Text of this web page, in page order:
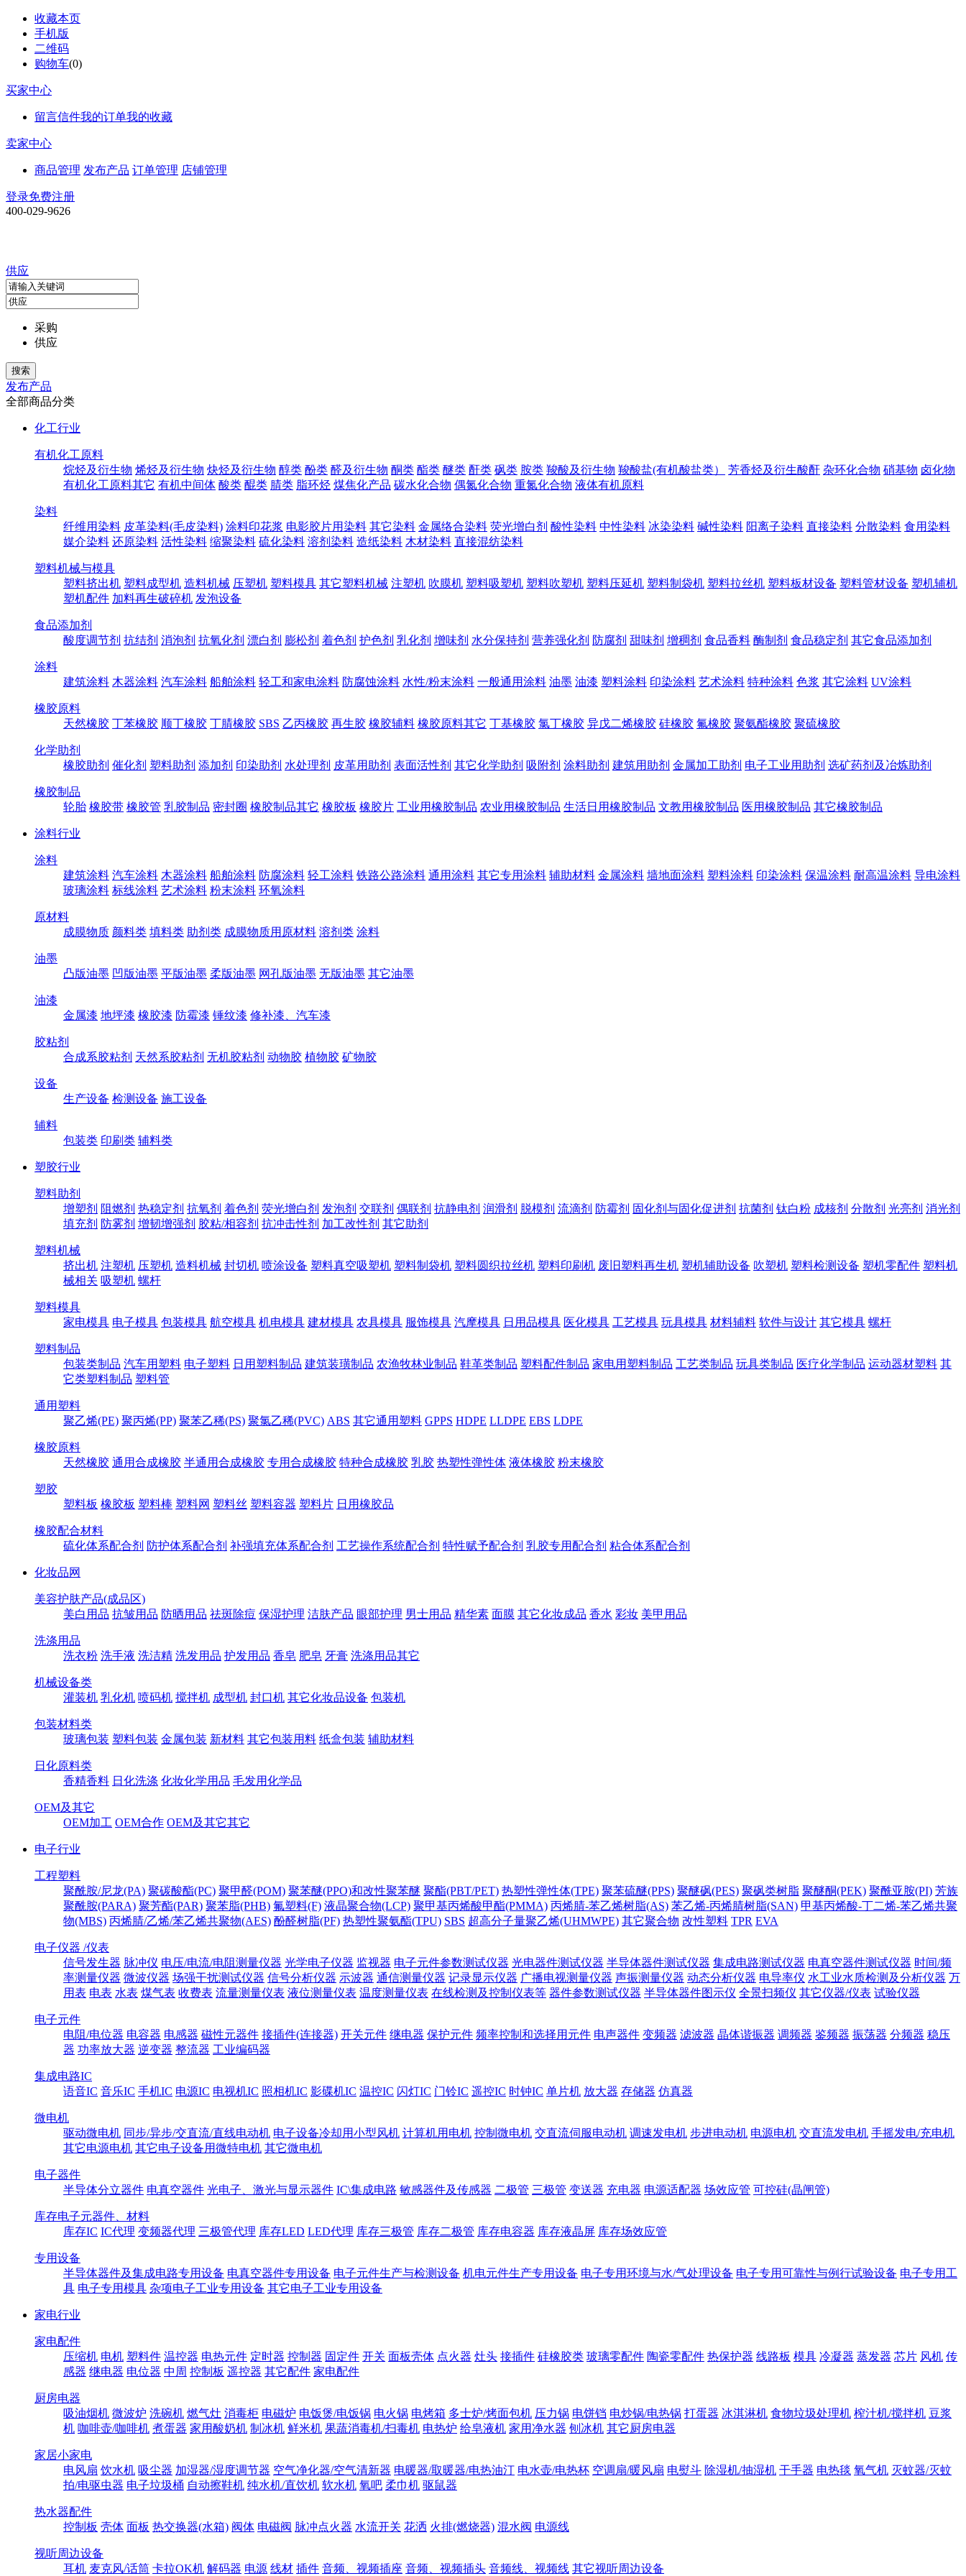
收藏本页
手机版
二维码
购物车(0)
买家中心
留言信件我的订单我的收藏
卖家中心
商品管理 发布产品 订单管理 店铺管理
登录免费注册
400-029-9626
供应
采购
供应
发布产品
全部商品分类
化工行业
有机化工原料
烷烃及衍生物 烯烃及衍生物 炔烃及衍生物 醇类 酚类 醛及衍生物 酮类 酯类 醚类 酐类 砜类 胺类 羧酸及衍生物 羧酸盐(有机酸盐类） 芳香烃及衍生酸酐 杂环化合物 硝基物 卤化物
有机化工原料其它 有机中间体 酸类 醌类 腈类 脂环烃 煤焦化产品 碳水化合物 偶氮化合物 重氮化合物 液体有机原料
染料
纤维用染料 皮革染料(毛皮染料) 涂料印花浆 电影胶片用染料 其它染料 金属络合染料 荧光增白剂 酸性染料 中性染料 冰染染料 碱性染料 阳离子染料 直接染料 分散染料 食用染料
媒介染料 还原染料 活性染料 缩聚染料 硫化染料 溶剂染料 造纸染料 木材染料 直接混纺染料
塑料机械与模具
塑料挤出机 塑料成型机 造料机械 压塑机 塑料模具 其它塑料机械 注塑机 吹膜机 塑料吸塑机 塑料吹塑机 塑料压延机 塑料制袋机 塑料拉丝机 塑料板材设备 塑料管材设备 塑机辅机
塑机配件 加料再生破碎机 发泡设备
食品添加剂
酸度调节剂 抗结剂 消泡剂 抗氧化剂 漂白剂 膨松剂 着色剂 护色剂 乳化剂 增味剂 水分保持剂 营养强化剂 防腐剂 甜味剂 增稠剂 食品香料 酶制剂 食品稳定剂 其它食品添加剂
涂料
建筑涂料 木器涂料 汽车涂料 船舶涂料 轻工和家电涂料 防腐蚀涂料 水性/粉末涂料 一般通用涂料 油墨 油漆 塑料涂料 印染涂料 艺术涂料 特种涂料 色浆 其它涂料 UV涂料
橡胶原料
天然橡胶 丁苯橡胶 顺丁橡胶 丁腈橡胶 SBS 乙丙橡胶 再生胶 橡胶辅料 橡胶原料其它 丁基橡胶 氯丁橡胶 异戊二烯橡胶 硅橡胶 氟橡胶 聚氨酯橡胶 聚硫橡胶
化学助剂
橡胶助剂 催化剂 塑料助剂 添加剂 印染助剂 水处理剂 皮革用助剂 表面活性剂 其它化学助剂 吸附剂 涂料助剂 建筑用助剂 金属加工助剂 电子工业用助剂 选矿药剂及冶炼助剂
橡胶制品
轮胎 橡胶带 橡胶管 乳胶制品 密封圈 橡胶制品其它 橡胶板 橡胶片 工业用橡胶制品 农业用橡胶制品 生活日用橡胶制品 文教用橡胶制品 医用橡胶制品 其它橡胶制品
涂料行业
涂料
建筑涂料 汽车涂料 木器涂料 船舶涂料 防腐涂料 轻工涂料 铁路公路涂料 通用涂料 其它专用涂料 辅助材料 金属涂料 墙地面涂料 塑料涂料 印染涂料 保温涂料 耐高温涂料 导电涂料
玻璃涂料 标线涂料 艺术涂料 粉末涂料 环氧涂料
原材料
成膜物质 颜料类 填料类 助剂类 成膜物质用原材料 溶剂类 涂料
油墨
凸版油墨 凹版油墨 平版油墨 柔版油墨 网孔版油墨 无版油墨 其它油墨
油漆
金属漆 地坪漆 橡胶漆 防霉漆 锤纹漆 修补漆、汽车漆
胶粘剂
合成系胶粘剂 天然系胶粘剂 无机胶粘剂 动物胶 植物胶 矿物胶
设备
生产设备 检测设备 施工设备
辅料
包装类 印刷类 辅料类
塑胶行业
塑料助剂
增塑剂 阻燃剂 热稳定剂 抗氧剂 着色剂 荧光增白剂 发泡剂 交联剂 偶联剂 抗静电剂 润滑剂 脱模剂 流滴剂 防霉剂 固化剂与固化促进剂 抗菌剂 钛白粉 成核剂 分散剂 光亮剂 消光剂
填充剂 防雾剂 增韧增强剂 胶粘/相容剂 抗冲击性剂 加工改性剂 其它助剂
塑料机械
挤出机 注塑机 压塑机 造料机械 封切机 喷涂设备 塑料真空吸塑机 塑料制袋机 塑料圆织拉丝机 塑料印刷机 废旧塑料再生机 塑机辅助设备 吹塑机 塑料检测设备 塑机零配件 塑料机
械相关 吸塑机 螺杆
塑料模具
家电模具 电子模具 包装模具 航空模具 机电模具 建材模具 农具模具 服饰模具 汽摩模具 日用品模具 医化模具 工艺模具 玩具模具 材料辅料 软件与设计 其它模具 螺杆
塑料制品
包装类制品 汽车用塑料 电子塑料 日用塑料制品 建筑装璜制品 农渔牧林业制品 鞋革类制品 塑料配件制品 家电用塑料制品 工艺类制品 玩具类制品 医疗化学制品 运动器材塑料 其
它类塑料制品 塑料管
通用塑料
聚乙烯(PE) 聚丙烯(PP) 聚苯乙稀(PS) 聚氯乙稀(PVC) ABS 其它通用塑料 GPPS HDPE LLDPE EBS LDPE
橡胶原料
天然橡胶 通用合成橡胶 半通用合成橡胶 专用合成橡胶 特种合成橡胶 乳胶 热塑性弹性体 液体橡胶 粉末橡胶
塑胶
塑料板 橡胶板 塑料棒 塑料网 塑料丝 塑料容器 塑料片 日用橡胶品
橡胶配合材料
硫化体系配合剂 防护体系配合剂 补强填充体系配合剂 工艺操作系统配合剂 特性赋予配合剂 乳胶专用配合剂 粘合体系配合剂
化妆品网
美容护肤产品(成品区)
美白用品 抗皱用品 防晒用品 祛斑除痘 保湿护理 洁肤产品 眼部护理 男士用品 精华素 面膜 其它化妆成品 香水 彩妆 美甲用品
洗涤用品
洗衣粉 洗手液 洗洁精 洗发用品 护发用品 香皂 肥皂 牙膏 洗涤用品其它
机械设备类
灌装机 乳化机 喷码机 搅拌机 成型机 封口机 其它化妆品设备 包装机
包装材料类
玻璃包装 塑料包装 金属包装 新材料 其它包装用料 纸盒包装 辅助材料
日化原料类
香精香料 日化洗涤 化妆化学用品 毛发用化学品
OEM及其它
OEM加工 OEM合作 OEM及其它其它
电子行业
工程塑料
聚酰胺/尼龙(PA) 聚碳酸酯(PC) 聚甲醛(POM) 聚苯醚(PPO)和改性聚苯醚 聚酯(PBT/PET) 热塑性弹性体(TPE) 聚苯硫醚(PPS) 聚醚砜(PES) 聚砜类树脂 聚醚酮(PEK) 聚酰亚胺(PI) 芳族
聚酰胺(PARA) 聚芳酯(PAR) 聚苯脂(PHB) 氟塑料(F) 液晶聚合物(LCP) 聚甲基丙烯酸甲酯(PMMA) 丙烯腈-苯乙烯树脂(AS) 苯乙烯-丙烯腈树脂(SAN) 甲基丙烯酸-丁二烯-苯乙烯共聚
物(MBS) 丙烯腈/乙烯/苯乙烯共聚物(AES) 酚醛树脂(PF) 热塑性聚氨酯(TPU) SBS 超高分子量聚乙烯(UHMWPE) 其它聚合物 改性塑料 TPR EVA
电子仪器 /仪表
信号发生器 脉冲仪 电压/电流/电阻测量仪器 光学电子仪器 监视器 电子元件参数测试仪器 光电器件测试仪器 半导体器件测试仪器 集成电路测试仪器 电真空器件测试仪器 时间/频
率测量仪器 微波仪器 场强干扰测试仪器 信号分析仪器 示波器 通信测量仪器 记录显示仪器 广播电视测量仪器 声振测量仪器 动态分析仪器 电导率仪 水工业水质检测及分析仪器 万
用表 电表 水表 煤气表 收费表 流量测量仪表 液位测量仪表 温度测量仪表 在线检测及控制仪表等 器件参数测试仪器 半导体器件图示仪 全景扫频仪 其它仪器/仪表 试验仪器
电子元件
电阻/电位器 电容器 电感器 磁性元器件 接插件(连接器) 开关元件 继电器 保护元件 频率控制和选择用元件 电声器件 变频器 滤波器 晶体谐振器 调频器 鉴频器 振荡器 分频器 稳压
器 功率放大器 逆变器 整流器 工业编码器
集成电路IC
语音IC 音乐IC 手机IC 电源IC 电视机IC 照相机IC 影碟机IC 温控IC 闪灯IC 门铃IC 遥控IC 时钟IC 单片机 放大器 存储器 仿真器
微电机
驱动微电机 同步/异步/交直流/直线电动机 电子设备冷却用小型风机 计算机用电机 控制微电机 交直流伺服电动机 调速发电机 步进电动机 电源电机 交直流发电机 手摇发电/充电机
其它电源电机 其它电子设备用微特电机 其它微电机
电子器件
半导体分立器件 电真空器件 光电子、激光与显示器件 IC\集成电路 敏感器件及传感器 二极管 三极管 变送器 充电器 电源适配器 场效应管 可控硅(晶闸管)
库存电子元器件、材料
库存IC IC代理 变频器代理 三极管代理 库存LED LED代理 库存三极管 库存二极管 库存电容器 库存液晶屏 库存场效应管
专用设备
半导体器件及集成电路专用设备 电真空器件专用设备 电子元件生产与检测设备 机电元件生产专用设备 电子专用环境与水/气处理设备 电子专用可靠性与例行试验设备 电子专用工
具 电子专用模具 杂项电子工业专用设备 其它电子工业专用设备
家电行业
家电配件
压缩机 电机 塑料件 温控器 电热元件 定时器 控制器 固定件 开关 面板壳体 点火器 灶头 接插件 硅橡胶类 玻璃零配件 陶瓷零配件 热保护器 线路板 模具 冷凝器 蒸发器 芯片 风机 传
感器 继电器 电位器 中周 控制板 遥控器 其它配件 家电配件
厨房电器
吸油烟机 微波炉 洗碗机 燃气灶 消毒柜 电磁炉 电饭煲/电饭锅 电火锅 电烤箱 多士炉/烤面包机 压力锅 电饼铛 电炒锅/电热锅 打蛋器 冰淇淋机 食物垃圾处理机 榨汁机/搅拌机 豆浆
机 咖啡壶/咖啡机 煮蛋器 家用酸奶机 制冰机 鲜米机 果蔬消毒机/扫毒机 电热炉 给皂液机 家用净水器 刨冰机 其它厨房电器
家居小家电
电风扇 饮水机 吸尘器 加湿器/湿度调节器 空气净化器/空气清新器 电暖器/取暖器/电热油汀 电水壶/电热杯 空调扇/暖风扇 电熨斗 除湿机/抽湿机 干手器 电热毯 氧气机 灭蚊器/灭蚊
拍/电驱虫器 电子垃圾桶 自动擦鞋机 纯水机/直饮机 软水机 氧吧 柔巾机 驱鼠器
热水器配件
控制板 壳体 面板 热交换器(水箱) 阀体 电磁阀 脉冲点火器 水流开关 花洒 火排(燃烧器) 混水阀 电源线
视听周边设备
耳机 麦克风/话筒 卡拉OK机 解码器 电源 线材 插件 音频、视频插座 音频、视频插头 音频线、视频线 其它视听周边设备